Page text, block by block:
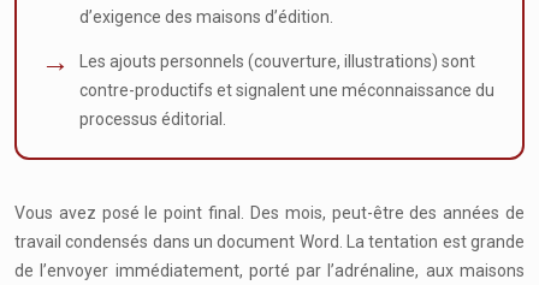
d’exigence des maisons d’édition.
Les ajouts personnels (couverture, illustrations) sont
contre-productifs et signalent une méconnaissance du
processus éditorial.
Vous avez posé le point final. Des mois, peut-être des années de
travail condensés dans un document Word. La tentation est grande
de l’envoyer immédiatement, porté par l’adrénaline, aux maisons